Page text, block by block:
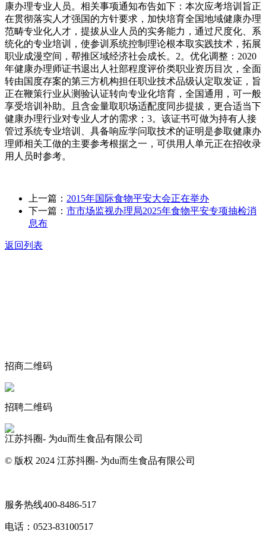
康办理专业人员。相关事项通知布告如下：本次应考培训旨正
在贯彻落实人才强国的方针要求，加快培育全国地域健康办理
范畴专业化人才，提拔从业人员的实务能力，通过尺度化、系
统化的专业培训，使参训系统控制理论根本取实践技术，拓展
职业成漫空间，帮推区域经济社会成长。2。优化调整：2020
年健康办理师证书退出人社部程度评价类职业资历目次，全面
转由国度存案的第三方机构担任职业技术品级认定取发证，旨
正在鞭策行业从测验认证转向专业化培育，全国通用，可一般
享受培训补助。且含金量取职场适配度同步提拔，更合适当下
健康办理行业对专业人才的需求；3。该证书可做为持有人接
管过系统专业培训、具备响应学问取技术的证明是参取健康办
理师相关工做的主要参考根据之一，可供用人单元正在招收录
用人员时参考。
上一篇： 2015年国际食物平安大会正在举办
下一篇： 市市场监视办理局2025年食物平安专项抽检消
息布
返回列表
招商二维码
招聘二维码
江苏抖圈- 为du而生食品有限公司
© 版权 2024 江苏抖圈- 为du而生食品有限公司
服务热线400-8486-517
电话： 0523-83100517